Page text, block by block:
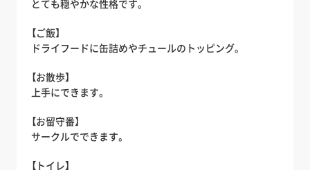
とても穏やかな性格です。
【ご飯】
ドライフードに缶詰めやチュールのトッピング。
【お散歩】
上手にできます。
【お留守番】
サークルでできます。
【トイレ】